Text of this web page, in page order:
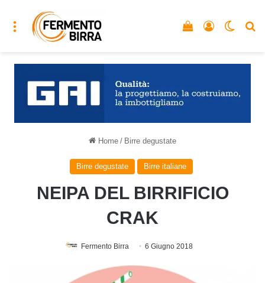
Menu Accedi
Vedi il carrello
Home / Birre degustate
Birre degustate Birre italiane
NEIPA DEL BIRRIFICIO
CRAK
Fermento Birra 6 Giugno 2018